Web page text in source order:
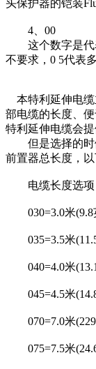
头保护器的铠装
4、00
这个数字是代
不要求，0 5代表
本特利延伸电缆
部电缆的长度、
特利延伸电缆会
但是选择的时
前置器总长度，
电缆长度选项
030=3.0米(9.8
035=3.5米
040=4.0米
045=4.5米
070=7.0米(229
075=7.5米